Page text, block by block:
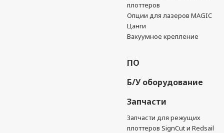
плоттеров
Опции для лазеров MAGIC
Цанги
Вакуумное крепление
ПО
Б/У оборудование
Запчасти
Запчасти для режущих
плоттеров SignCut и Redsail